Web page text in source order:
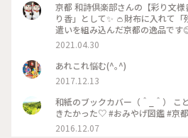
京都 和詩倶楽部さんの【彩り文
り香」として✨ 👛財布に入れて
遣いを組み込んだ京都の逸品で
愛い「京もの」 持ってるだけで
´ᵕ`*) ❁❀✿✾🤍香りは 白檀
枚目を見てくださいね✨ * 白檀は
高貴な心打つ香りがします
ω･｡)❁。🌼.*･ﾟ .ﾟ･*. * 古代より人の心を捉え 和らげてきた香
り。 お寺にいるような落ち着い
で4月も最終日。 過ぎ行く春を名
た･:*:･(*´ｴ｀*)･:*:･ 🌸桜だけど 白檀の香
のお香立てを見せたかったの〜
2021.04.30
あれこれ悩む(^｡^)
2017.12.13
和紙のブックカバー（＾_＾） こ
きたかった♡ #おみやげ図鑑 #京都
2016.12.07